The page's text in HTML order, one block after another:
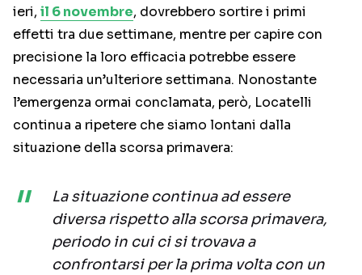
ieri, il 6 novembre, dovrebbero sortire i primi
effetti tra due settimane, mentre per capire con
precisione la loro efficacia potrebbe essere
necessaria un’ulteriore settimana. Nonostante
l’emergenza ormai conclamata, però, Locatelli
continua a ripetere che siamo lontani dalla
situazione della scorsa primavera:
La situazione continua ad essere
diversa rispetto alla scorsa primavera,
periodo in cui ci si trovava a
confrontarsi per la prima volta con un